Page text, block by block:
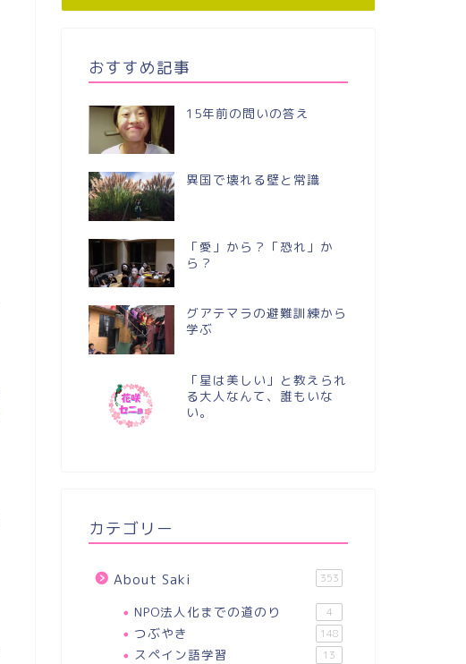
おすすめ記事
15年前の問いの答え
異国で壊れる壁と常識
「愛」から？「恐れ」か
ら？
グアテマラの避難訓練から
学ぶ
「星は美しい」と教えられ
る大人なんて、誰もいな
い。
カテゴリー
About Saki 353
NPO法人化までの道のり 4
つぶやき 148
スペイン語学習 13